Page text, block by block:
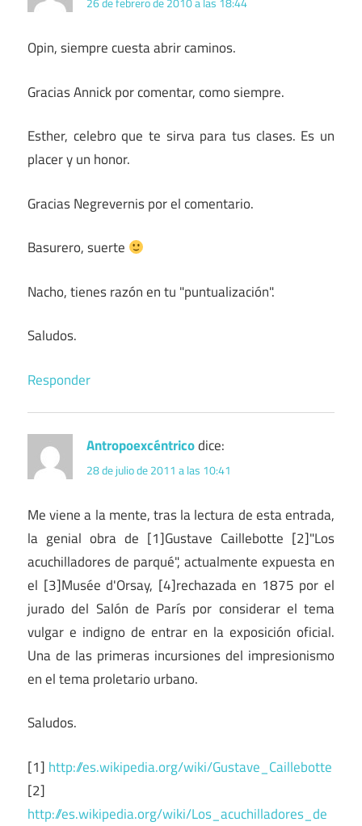
Opin, siempre cuesta abrir caminos.
Gracias Annick por comentar, como siempre.
Esther, celebro que te sirva para tus clases. Es un
placer y un honor.
Gracias Negrevernis por el comentario.
Basurero, suerte
Nacho, tienes razón en tu "puntualización".
Saludos.
Responder
Antropoexcéntricodice:
28 de julio de 2011 a las 10:41
Me viene a la mente, tras la lectura de esta entrada,
la genial obra de [1]Gustave Caillebotte [2]"Los
acuchilladores de parqué", actualmente expuesta en
el [3]Musée d'Orsay, [4]rechazada en 1875 por el
jurado del Salón de París por considerar el tema
vulgar e indigno de entrar en la exposición oficial.
Una de las primeras incursiones del impresionismo
en el tema proletario urbano.
Saludos.
[1] http://es.wikipedia.org/wiki/Gustave_Caillebotte
[2]
http://es.wikipedia.org/wiki/Los_acuchilladores_de